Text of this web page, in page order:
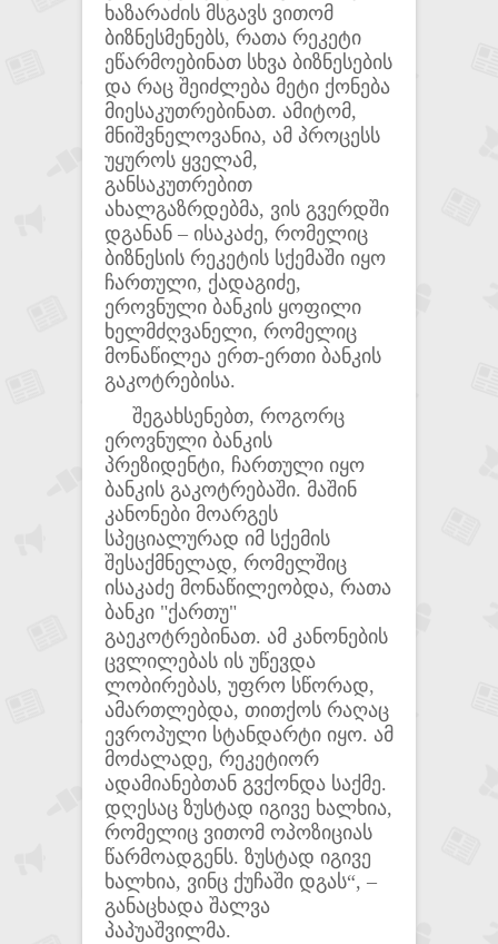
ხაზარაძის მსგავს ვითომ
ბიზნესმენებს, რათა რეკეტი
ეწარმოებინათ სხვა ბიზნესების
და რაც შეიძლება მეტი ქონება
მიესაკუთრებინათ. ამიტომ,
მნიშვნელოვანია, ამ პროცესს
უყუროს ყველამ,
განსაკუთრებით
ახალგაზრდებმა, ვის გვერდში
დგანან – ისაკაძე, რომელიც
ბიზნესის რეკეტის სქემაში იყო
ჩართული, ქადაგიძე,
ეროვნული ბანკის ყოფილი
ხელმძღვანელი, რომელიც
მონაწილეა ერთ-ერთი ბანკის
გაკოტრებისა.
შეგახსენებთ, როგორც
ეროვნული ბანკის
პრეზიდენტი, ჩართული იყო
ბანკის გაკოტრებაში. მაშინ
კანონები მოარგეს
სპეციალურად იმ სქემის
შესაქმნელად, რომელშიც
ისაკაძე მონაწილეობდა, რათა
ბანკი "ქართუ"
გაეკოტრებინათ. ამ კანონების
ცვლილებას ის უწევდა
ლობირებას, უფრო სწორად,
ამართლებდა, თითქოს რაღაც
ევროპული სტანდარტი იყო. ამ
მოძალადე, რეკეტიორ
ადამიანებთან გვქონდა საქმე.
დღესაც ზუსტად იგივე ხალხია,
რომელიც ვითომ ოპოზიციას
წარმოადგენს. ზუსტად იგივე
ხალხია, ვინც ქუჩაში დგას“, –
განაცხადა შალვა
პაპუაშვილმა.